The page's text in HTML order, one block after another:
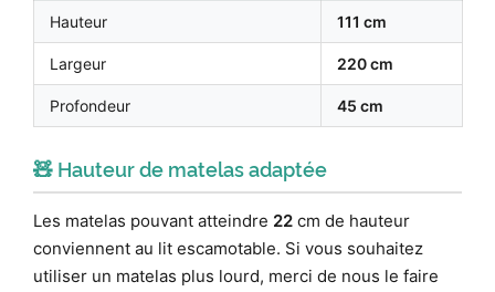
Hauteur 111 cm
Largeur 220 cm
Profondeur 45 cm
🧸 Hauteur de matelas adaptée
Les matelas pouvant atteindre 22 cm de hauteur
conviennent au lit escamotable. Si vous souhaitez
utiliser un matelas plus lourd, merci de nous le faire